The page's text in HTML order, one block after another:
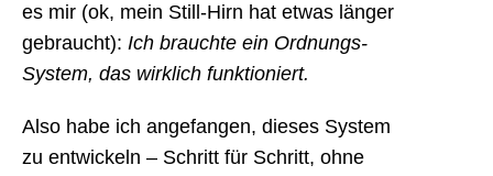
es mir (ok, mein Still-Hirn hat etwas länger
gebraucht): Ich brauchte ein Ordnungs-
System, das wirklich funktioniert.
Also habe ich angefangen, dieses System
zu entwickeln – Schritt für Schritt, ohne